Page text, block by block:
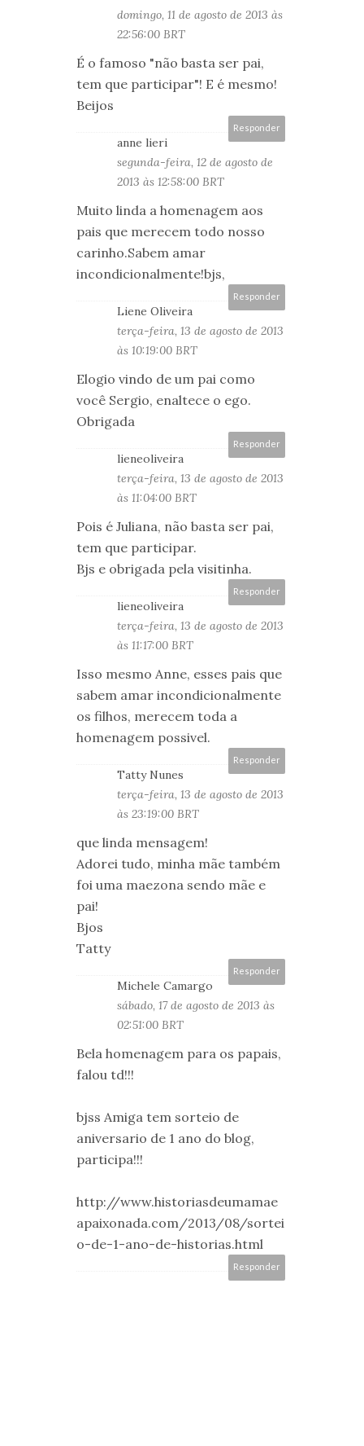
domingo, 11 de agosto de 2013 às
22:56:00 BRT
É o famoso "não basta ser pai,
tem que participar"! E é mesmo!
Beijos
Responder
anne lieri
segunda-feira, 12 de agosto de
2013 às 12:58:00 BRT
Muito linda a homenagem aos
pais que merecem todo nosso
carinho.Sabem amar
incondicionalmente!bjs,
Responder
Liene Oliveira
terça-feira, 13 de agosto de 2013
às 10:19:00 BRT
Elogio vindo de um pai como
você Sergio, enaltece o ego.
Obrigada
Responder
lieneoliveira
terça-feira, 13 de agosto de 2013
às 11:04:00 BRT
Pois é Juliana, não basta ser pai,
tem que participar.
Bjs e obrigada pela visitinha.
Responder
lieneoliveira
terça-feira, 13 de agosto de 2013
às 11:17:00 BRT
Isso mesmo Anne, esses pais que
sabem amar incondicionalmente
os filhos, merecem toda a
homenagem possivel.
Responder
Tatty Nunes
terça-feira, 13 de agosto de 2013
às 23:19:00 BRT
que linda mensagem!
Adorei tudo, minha mãe também
foi uma maezona sendo mãe e
pai!
Bjos
Tatty
Responder
Michele Camargo
sábado, 17 de agosto de 2013 às
02:51:00 BRT
Bela homenagem para os papais,
falou td!!!
bjss Amiga tem sorteio de
aniversario de 1 ano do blog,
participa!!!
http://www.historiasdeumamae
apaixonada.com/2013/08/sortei
o-de-1-ano-de-historias.html
Responder